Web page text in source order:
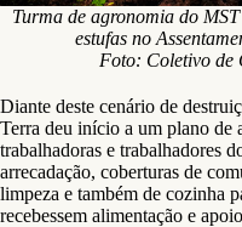
Turma de agronomia do
estufas no
Foto: Coletivo de
Diante deste cenário de
Terra deu início a um plano de
trabalhadoras e trabalhadores
arrecadação, coberturas de
limpeza e também de cozinha
recebessem alimentação e